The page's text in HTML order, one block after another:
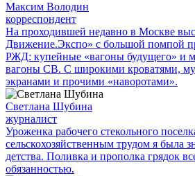
Максим Володин
корреспондент
На проходившей недавно в Мос­кве
Движение.Экспо» с большой помпой
РЖД: купейные «вагоны будущего» и
вагоны СВ. С широкими кроватями,
экранами и прочими «наворотами».
Светлана Шубина
журналист
Уроженка рабочего стекольного
сельскохозяйственным трудом я была
детства. Поливка и прополка грядок
обязанностью.